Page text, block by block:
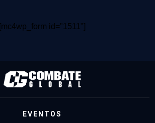
[mc4wp_form id="1511"]
EVENTOS